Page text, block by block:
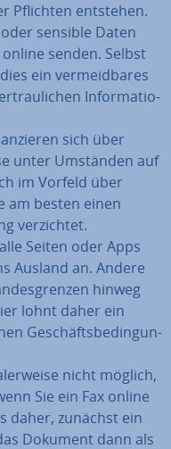
Pflichten entstehen.
sensible Daten
senden. Selbst
ein ver­meid­ba­res
In­for­ma­tio­
sich über
unter Umständen auf
im Vorfeld über
am besten einen
ver­zich­tet.
Seiten oder Apps
Ausland an. Andere
hinweg
lohnt daher ein
Ge­schäfts­be­din­gun­
nicht möglich,
Sie ein Fax online
daher, zunächst ein
Dokument dann als